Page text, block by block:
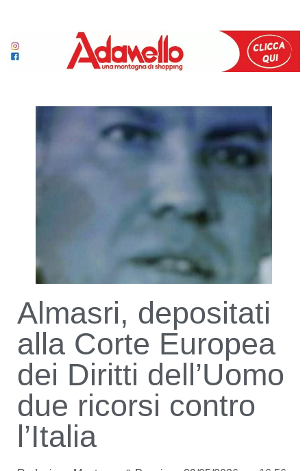
Almasri, depositati
alla Corte Europea
dei Diritti dell’Uomo
due ricorsi contro
l’Italia